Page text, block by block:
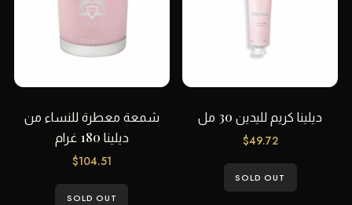
ديلينا كريم لليدين 30 مل
$49.72
SOLD OUT
شمعة معطرة للنساء من
ديلينا 180 غرام
$104.51
SOLD OUT